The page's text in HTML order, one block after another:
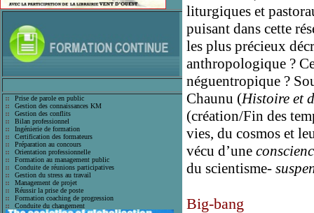
Prise de parole en public
Gestion des connaissances KM
Gestion des conflits
Bilan professionnel
Ingénierie de formation
Certification des formateurs
Préparation au concours
Orientation professionnelle
Formation au management public
Conduite de réunions participatives
Gestion du stress au travail
Management de projet
Réussir la prise de poste
Formation coaching de progression
Conduite du changement
liturgiques et
puisant dans cette
les plus précieux
anthropologique ?
néguentropique ?
Chaunu (Histoire et
(création/Fin des
vies, du cosmos et
vécu d’une
du scientisme-
Big-bang